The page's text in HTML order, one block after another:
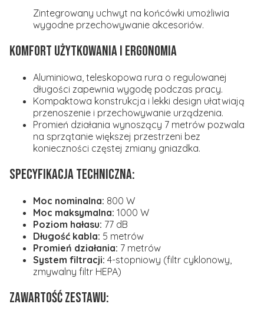
Zintegrowany uchwyt na końcówki umożliwia
wygodne przechowywanie akcesoriów.
Komfort użytkowania i ergonomia
Aluminiowa, teleskopowa rura o regulowanej
długości zapewnia wygodę podczas pracy.
Kompaktowa konstrukcja i lekki design ułatwiają
przenoszenie i przechowywanie urządzenia.
Promień działania wynoszący 7 metrów pozwala
na sprzątanie większej przestrzeni bez
konieczności częstej zmiany gniazdka.
Specyfikacja techniczna:
Moc nominalna: 800 W
Moc maksymalna: 1000 W
Poziom hałasu: 77 dB
Długość kabla: 5 metrów
Promień działania: 7 metrów
System filtracji: 4-stopniowy (filtr cyklonowy,
zmywalny filtr HEPA)
Zawartość zestawu: